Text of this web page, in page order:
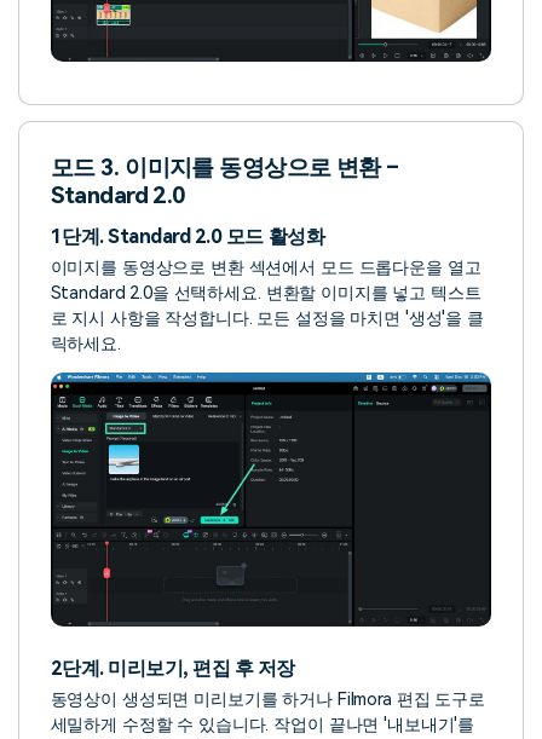
모드 3. 이미지를 동영상으로 변환 –
Standard 2.0
1단계. Standard 2.0 모드 활성화
이미지를 동영상으로 변환 섹션에서 모드 드롭다운을 열고
Standard 2.0을 선택하세요. 변환할 이미지를 넣고 텍스트
로 지시 사항을 작성합니다. 모든 설정을 마치면 '생성'을 클
릭하세요.
2단계. 미리보기, 편집 후 저장
동영상이 생성되면 미리보기를 하거나 Filmora 편집 도구로
세밀하게 수정할 수 있습니다. 작업이 끝나면 '내보내기'를